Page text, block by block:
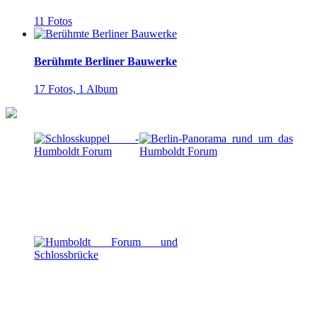
11 Fotos
Berühmte Berliner Bauwerke
17 Fotos, 1 Album